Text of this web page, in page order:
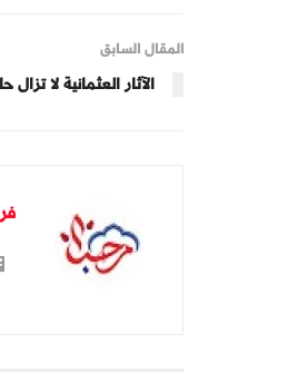
المقال السابق
الآثار العثمانية لا